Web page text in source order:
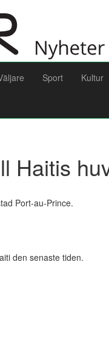
Sport Kultur
Haitis
Port-au-Prince.
den senaste tiden.